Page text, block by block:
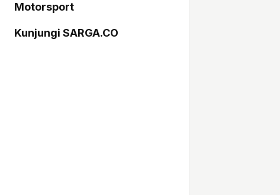
Motorsport
Kunjungi SARGA.CO